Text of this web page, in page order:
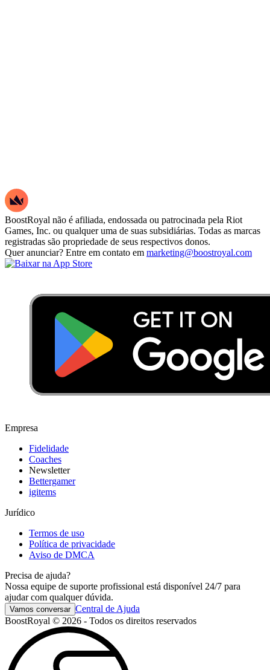
BoostRoyal não é afiliada, endossada ou patrocinada pela Riot
Games, Inc. ou qualquer uma de suas subsidiárias. Todas as marcas
registradas são propriedade de seus respectivos donos.
Quer anunciar? Entre em contato em marketing@boostroyal.com
Empresa
Fidelidade
Coaches
Newsletter
Bettergamer
igitems
Jurídico
Termos de uso
Política de privacidade
Aviso de DMCA
Precisa de ajuda?
Nossa equipe de suporte profissional está disponível 24/7 para
ajudar com qualquer dúvida.
Vamos conversar Central de Ajuda
BoostRoyal © 2026 - Todos os direitos reservados